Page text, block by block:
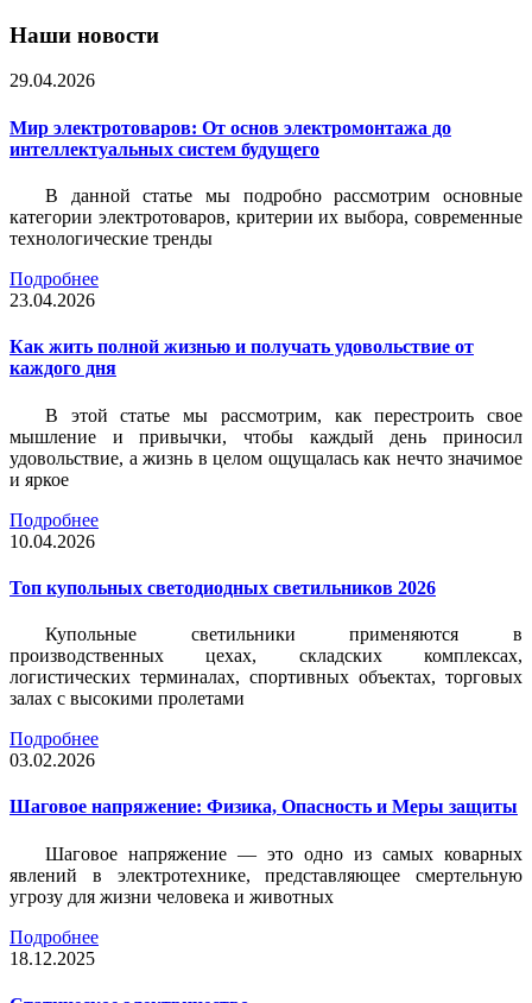
Наши новости
29.04.2026
Мир электротоваров: От основ электромонтажа до
интеллектуальных систем будущего
В данной статье мы подробно рассмотрим основные
категории электротоваров, критерии их выбора, современные
технологические тренды
Подробнее
23.04.2026
Как жить полной жизнью и получать удовольствие от
каждого дня
В этой статье мы рассмотрим, как перестроить свое
мышление и привычки, чтобы каждый день приносил
удовольствие, а жизнь в целом ощущалась как нечто значимое
и яркое
Подробнее
10.04.2026
Топ купольных светодиодных светильников 2026
Купольные светильники применяются в
производственных цехах, складских комплексах,
логистических терминалах, спортивных объектах, торговых
залах с высокими пролетами
Подробнее
03.02.2026
Шаговое напряжение: Физика, Опасность и Меры защиты
Шаговое напряжение — это одно из самых коварных
явлений в электротехнике, представляющее смертельную
угрозу для жизни человека и животных
Подробнее
18.12.2025